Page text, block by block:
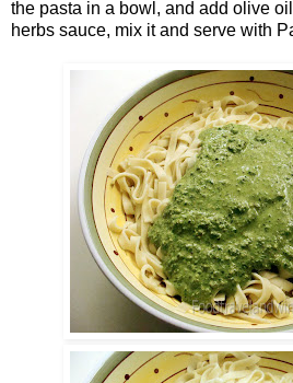
the pasta in a bowl, and add olive
herbs sauce, mix it and serve with